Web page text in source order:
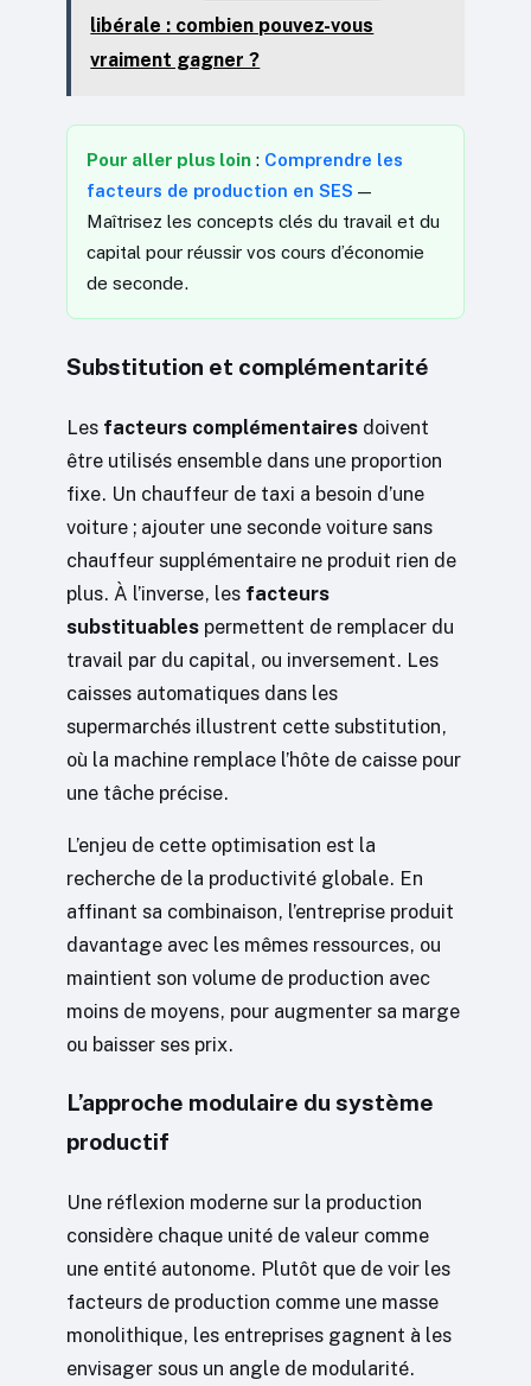
libérale : combien pouvez-vous
vraiment gagner ?
Pour aller plus loin : Comprendre les
facteurs de production en SES —
Maîtrisez les concepts clés du travail et du
capital pour réussir vos cours d’économie
de seconde.
Substitution et complémentarité
Les facteurs complémentaires doivent
être utilisés ensemble dans une proportion
fixe. Un chauffeur de taxi a besoin d’une
voiture ; ajouter une seconde voiture sans
chauffeur supplémentaire ne produit rien de
plus. À l’inverse, les facteurs
substituables permettent de remplacer du
travail par du capital, ou inversement. Les
caisses automatiques dans les
supermarchés illustrent cette substitution,
où la machine remplace l’hôte de caisse pour
une tâche précise.
L’enjeu de cette optimisation est la
recherche de la productivité globale. En
affinant sa combinaison, l’entreprise produit
davantage avec les mêmes ressources, ou
maintient son volume de production avec
moins de moyens, pour augmenter sa marge
ou baisser ses prix.
L’approche modulaire du système
productif
Une réflexion moderne sur la production
considère chaque unité de valeur comme
une entité autonome. Plutôt que de voir les
facteurs de production comme une masse
monolithique, les entreprises gagnent à les
envisager sous un angle de modularité.